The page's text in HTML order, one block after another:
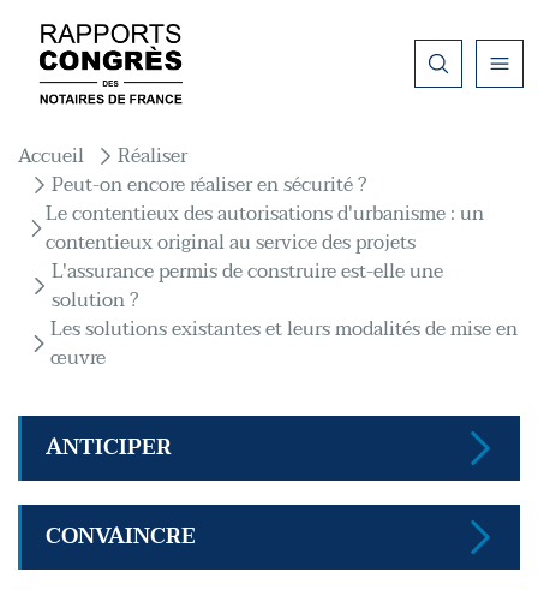
Fil d'Ariane
Accueil
Réaliser
Peut-on encore réaliser en sécurité ?
Le contentieux des autorisations d'urbanisme : un
contentieux original au service des projets
L'assurance permis de construire est-elle une
solution ?
Les solutions existantes et leurs modalités de mise en
œuvre
ANTICIPER
CONVAINCRE